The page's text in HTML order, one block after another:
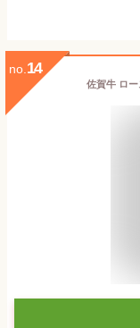
no. 14
佐賀牛 ロ